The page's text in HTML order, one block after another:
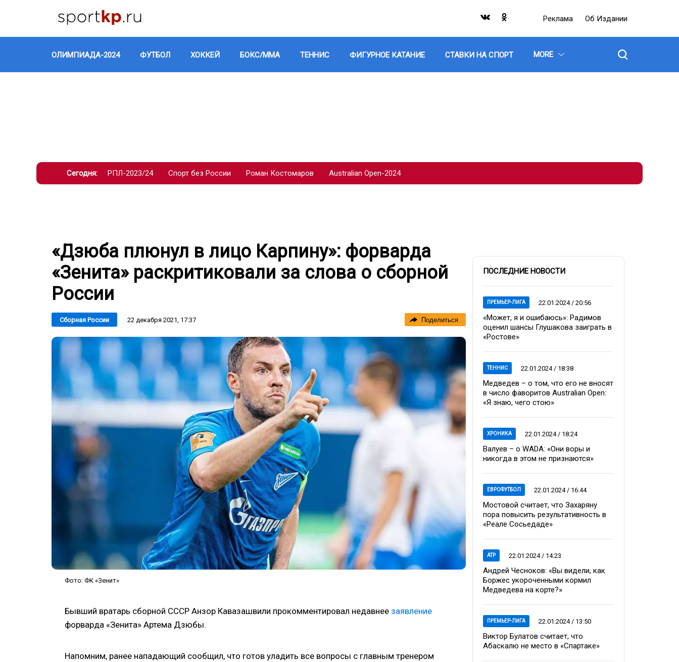
Реклама Об Издании
ОЛИМПИАДА-2024 ФУТБОЛ ХОККЕЙ БОКС/ММА ТЕННИС ФИГУРНОЕ КАТАНИЕ СТАВКИ НА СПОРТ MORE
Сегодня: РПЛ-2023/24 Спорт без России Роман Костомаров Australian Open-2024
«Дзюба плюнул в лицо Карпину»: форварда
«Зенита» раскритиковали за слова о сборной
России
Сборная России 22 декабря 2021, 17:37 Поделиться
Фото: ФК «Зенит»
Бывший вратарь сборной СССР Анзор Кавазашвили прокомментировал недавнее заявление
форварда «Зенита» Артема Дзюбы.
Напомним, ранее нападающий сообщил, что готов уладить все вопросы с главным тренером
ПОСЛЕДНИЕ НОВОСТИ
ПРЕМЬЕР-ЛИГА 22.01.2024 / 20:56
«Может, я и ошибаюсь»: Радимов
оценил шансы Глушакова заиграть в
«Ростове»
ТЕННИС 22.01.2024 / 18:38
Медведев – о том, что его не вносят
в число фаворитов Australian Open:
«Я знаю, чего стою»
ХРОНИКА 22.01.2024 / 18:24
Валуев – о WADA: «Они воры и
никогда в этом не признаются»
ЕВРОФУТБОЛ 22.01.2024 / 16:44
Мостовой считает, что Захаряну
пора повысить результативность в
«Реале Сосьедаде»
ATP 22.01.2024 / 14:23
Андрей Чесноков: «Вы видели, как
Боржес укороченными кормил
Медведева на корте?»
ПРЕМЬЕР-ЛИГА 22.01.2024 / 13:50
Виктор Булатов считает, что
Абаскалю не место в «Спартаке»